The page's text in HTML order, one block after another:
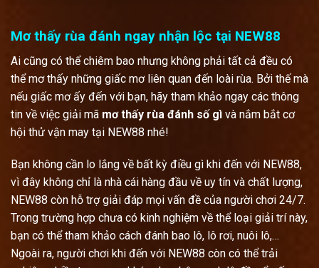
Mơ thấy rùa đánh ngay nhận lộc tại NEW88
Ai cũng có thể chiêm bao nhưng không phải tất cả đều có
thể mơ thấy những giấc mơ liên quan đến loài rùa. Bởi thế mà
nếu giấc mơ ấy đến với bạn, hãy tham khảo ngay các thông
tin về việc giải mã mơ thấy rùa đánh số gì và nắm bắt cơ
hội thử vận may tại NEW88 nhé!
Bạn không cần lo lắng về bất kỳ điều gì khi đến với NEW88,
vì đây không chỉ là nhà cái hàng đầu về uy tín và chất lượng,
NEW88 còn hỗ trợ giải đáp mọi vấn đề của người chơi 24/7.
Trong trường hợp chưa có kinh nghiệm về thể loại giải trí này,
bạn có thể tham khảo cách đánh bao lô, lô rơi, nuôi lô,…
Ngoài ra, người chơi khi đến với NEW88 còn có thể trải